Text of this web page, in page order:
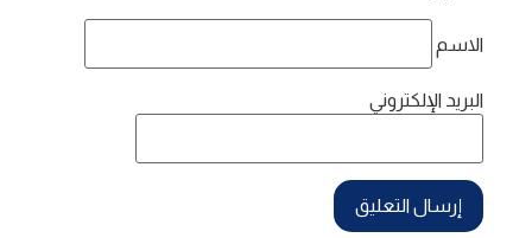
الاسم
البريد الإلكتروني